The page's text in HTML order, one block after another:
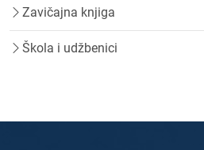
Zavičajna knjiga
Škola i udžbenici